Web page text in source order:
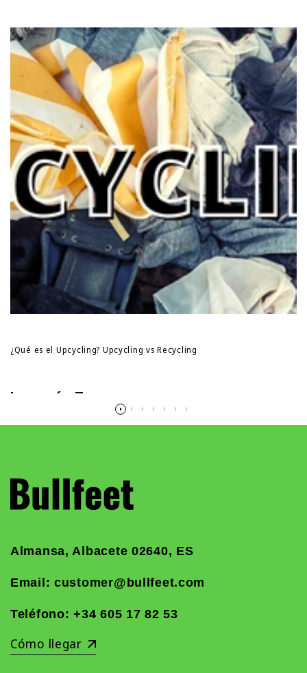
¿Qué es el Upcycling? Upcycling vs Recycling
Leer más
Almansa, Albacete 02640, ES
Email: customer@bullfeet.com
Teléfono:+34 605 17 82 53
Cómo llegar